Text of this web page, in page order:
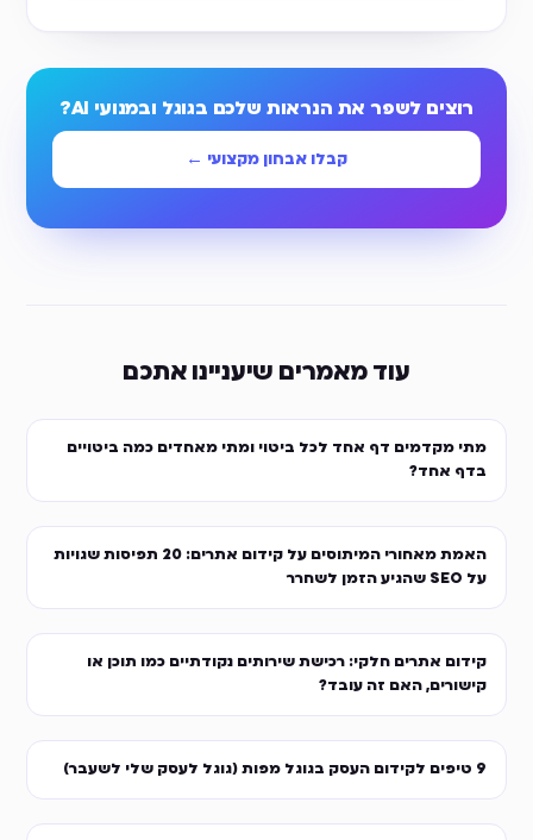
רוצים לשפר את הנראות שלכם בגוגל ובמנועי AI?
קבלו אבחון מקצועי ←
עוד מאמרים שיעניינו אתכם
מתי מקדמים דף אחד לכל ביטוי ומתי מאחדים כמה ביטויים
בדף אחד?
האמת מאחורי המיתוסים על קידום אתרים: 20 תפיסות שגויות
על SEO שהגיע הזמן לשחרר
קידום אתרים חלקי: רכישת שירותים נקודתיים כמו תוכן או
קישורים, האם זה עובד?
9 טיפים לקידום העסק בגוגל מפות (גוגל לעסק שלי לשעבר)